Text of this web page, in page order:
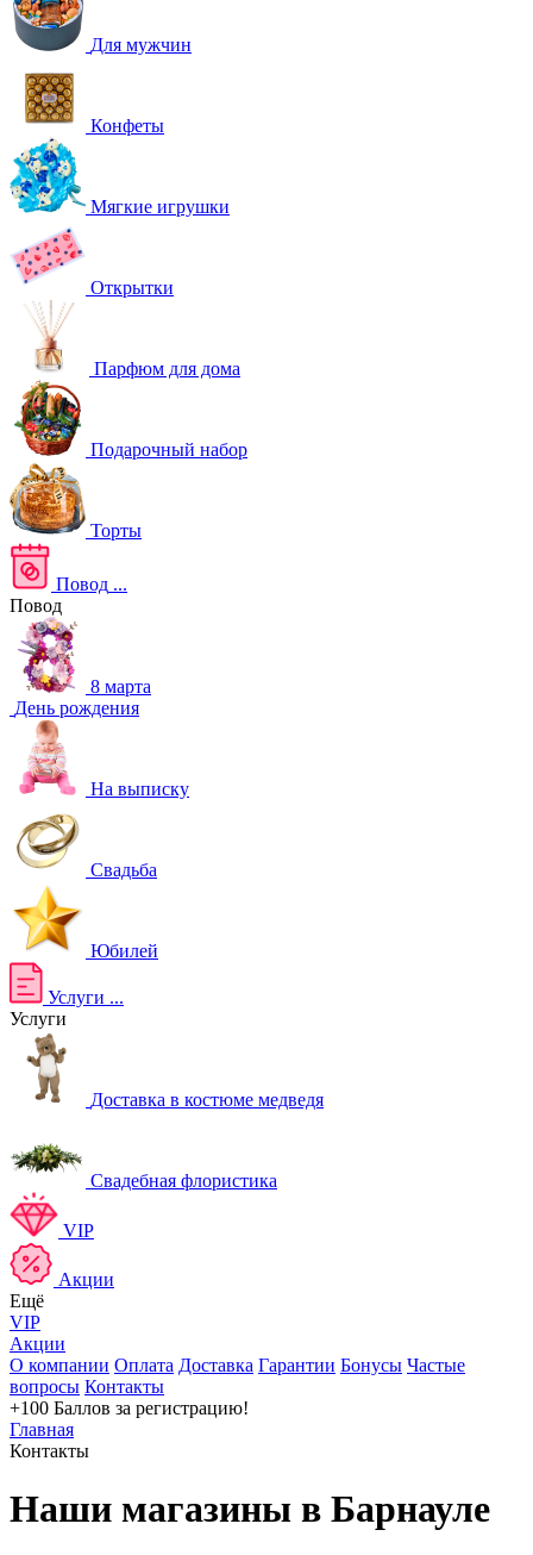
Для мужчин
Конфеты
Мягкие игрушки
Открытки
Парфюм для дома
Подарочный набор
Торты
Повод ...
Повод
8 марта
День рождения
На выписку
Свадьба
Юбилей
Услуги ...
Услуги
Доставка в костюме медведя
Свадебная флористика
VIP
Акции
Ещё
VIP
Акции
О компании Оплата Доставка Гарантии Бонусы Частые
вопросы Контакты
+100 Баллов за регистрацию!
Главная
Контакты
Наши магазины в Барнауле